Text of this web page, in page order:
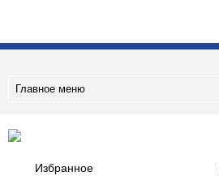
Главное меню
Избранное